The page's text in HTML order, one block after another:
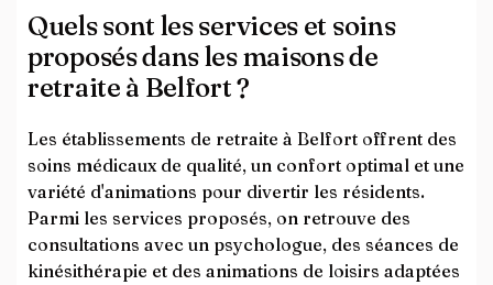
Quels sont les services et soins
proposés dans les maisons de
retraite à Belfort ?
Les établissements de retraite à Belfort offrent des
soins médicaux de qualité, un confort optimal et une
variété d'animations pour divertir les résidents.
Parmi les services proposés, on retrouve des
consultations avec un psychologue, des séances de
kinésithérapie et des animations de loisirs adaptées